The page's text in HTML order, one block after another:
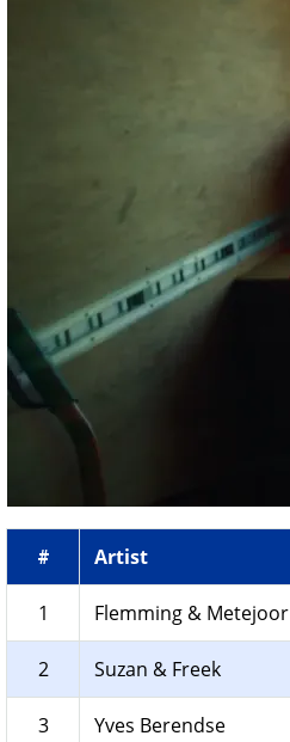
# Artist
1 Flemming & Metejoor
2 Suzan & Freek
3 Yves Berendse